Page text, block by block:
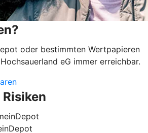
oder bestimmten Wertpapieren
eG immer erreichbar.